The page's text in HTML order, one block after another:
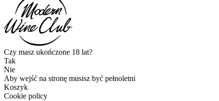
Czy masz ukończone 18 lat?
Tak
Nie
Aby wejść na stronę musisz być pełnoletni
Koszyk
Cookie policy